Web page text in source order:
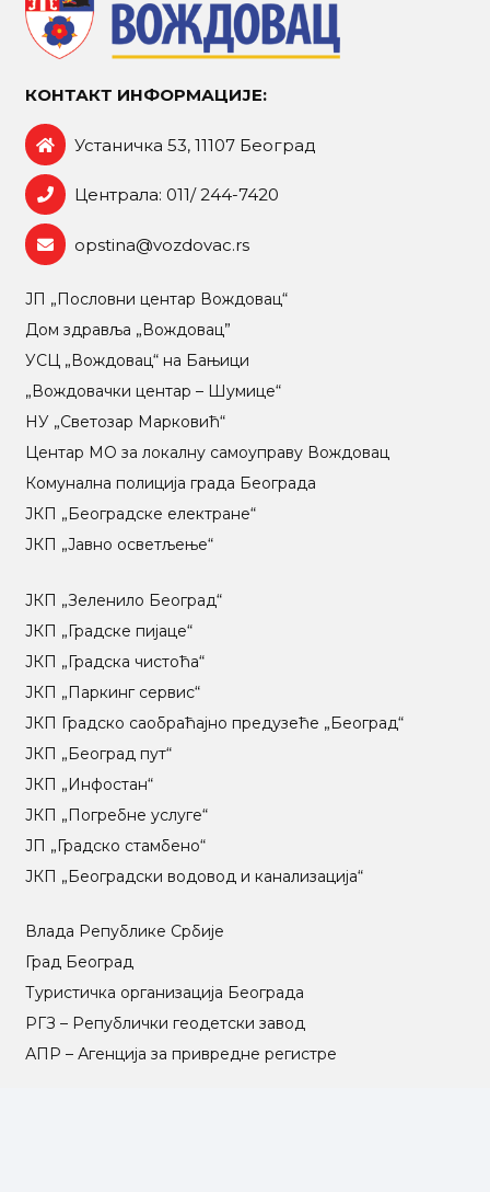
КОНТАКТ ИНФОРМАЦИЈЕ:
Устаничка 53, 11107 Београд
Централа: 011/ 244-7420
opstina@vozdovac.rs
ЈП „Пословни центар Вождовац“
Дом здравља „Вождовац”
УСЦ „Вождовац“ на Бањици
„Вождовачки центар – Шумице“
НУ „Светозар Марковић“
Центар МO за локалну самоуправу Вождовац
Комунална полиција града Београда
ЈКП „Београдске електране“
ЈКП „Јавно осветљење“
ЈКП „Зеленило Београд“
ЈКП „Градске пијаце“
ЈКП „Градска чистоћа“
ЈКП „Паркинг сервис“
ЈКП Градско саобраћајно предузеће „Београд“
ЈКП „Београд пут“
ЈКП „Инфостан“
ЈКП „Погребне услуге“
ЈП „Градско стамбено“
ЈКП „Београдски водовод и канализација“
Влада Републике Србије
Град Београд
Туристичка организација Београда
РГЗ – Републички геодетски завод
АПР – Агенција за привредне регистре